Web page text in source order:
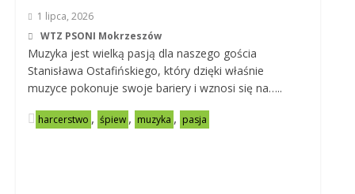
1 lipca, 2026
WTZ PSONI Mokrzeszów
Muzyka jest wielką pasją dla naszego gościa
Stanisława Ostafińskiego, który dzięki właśnie
muzyce pokonuje swoje bariery i wznosi się na…..
harcerstwo , śpiew , muzyka , pasja